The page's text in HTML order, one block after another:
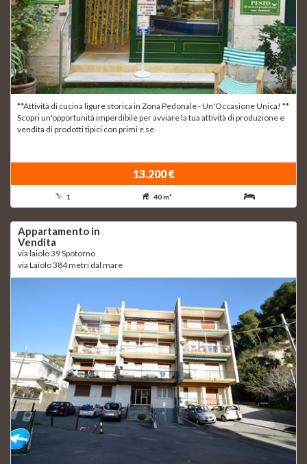
**Attività di cucina ligure storica in Zona Pedonale - Un'Occasione Unica! **
Scopri un'opportunità imperdibile per avviare la tua attività di produzione e
vendita di prodotti tipici con primi e se
13.200 €
1 40 m²
Appartamento in
Vendita
via laiolo 39 Spotorno
via Laiolo 384 metri dal mare